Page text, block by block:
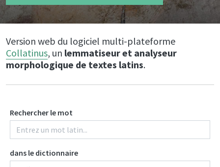
Version web du logiciel multi-plateforme
Collatinus, un lemmatiseur et analyseur
morphologique de textes latins.
Rechercher le mot
dans le dictionnaire